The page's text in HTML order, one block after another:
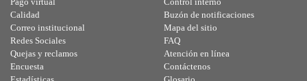
Calidad
Buzón de notificaciones
Correo institucional
Redes Sociales
Quejas y reclamos
Encuesta
Mapa del sitio
FAQ
Atención en línea
Contáctenos